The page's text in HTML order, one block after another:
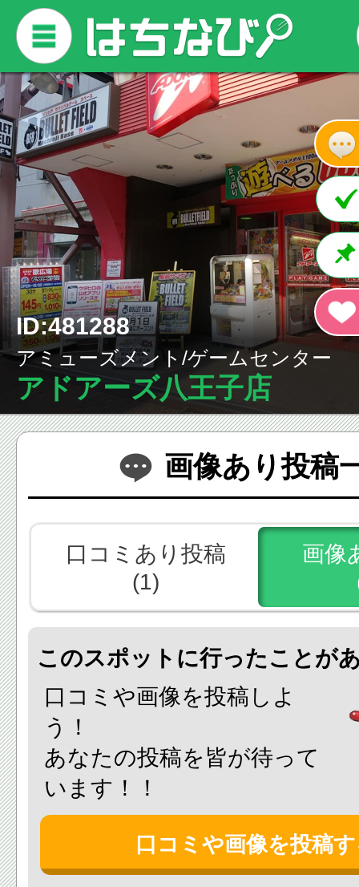
ID:481288
アミューズメント/ゲームセンター
アドアーズ八王子店
画像あり投稿
口コミあり投稿
(1)
画像
このスポットに行ったことが
口コミや画像を投稿しよ
う！
あなたの投稿を皆が待って
います！！
口コミや画像を投稿